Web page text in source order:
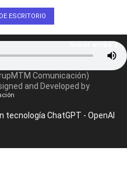
ESCRITORIO
Comunicación)
and Developed by
ChatGPT - OpenAI